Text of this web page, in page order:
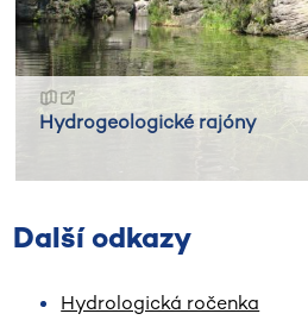
Hydrogeologické rajóny
Další odkazy
Hydrologická ročenka